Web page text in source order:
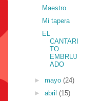
Maestro
Mi tapera
EL
CANTARI
TO
EMBRUJ
ADO
► mayo (24)
► abril (15)